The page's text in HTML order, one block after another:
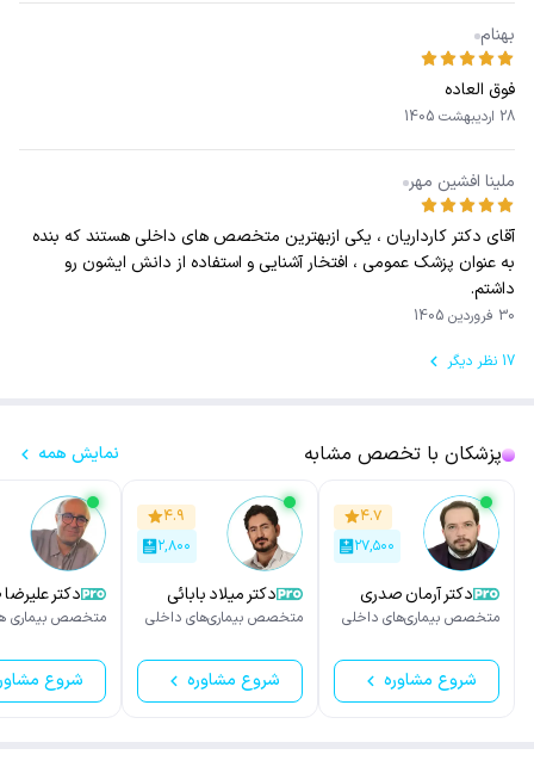
بهنام
فوق العاده
28 اردیبهشت 1405
ملینا افشین مهر
آقای دکتر کارداریان ، یکی ازبهترین متخصص های داخلی هستند که بنده
به عنوان پزشک عمومی ، افتخار آشنایی و استفاده از دانش ایشون رو
داشتم.
30 فروردین 1405
17 نظر دیگر
پزشکان با تخصص مشابه نمایش همه
۴.۷
۲۷,۵۰۰
دکتر آرمان صدری
متخصص بیماری‌های داخلی
شروع مشاوره
۴.۹
۲,۸۰۰
دکتر میلاد بابائی
متخصص بیماری‌های داخلی
شروع مشاوره
دکتر
پور
متخصص بیماری
شروع